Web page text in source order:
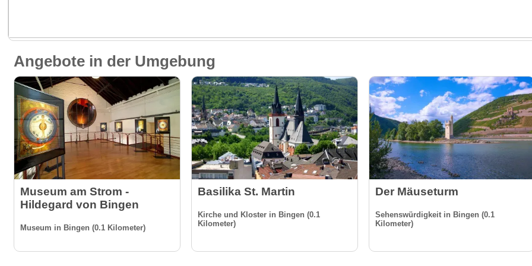
Angebote in der Umgebung
Museum am Strom -
Hildegard von Bingen
Museum in Bingen (0.1 Kilometer)
Basilika St. Martin
Kirche und Kloster in Bingen (0.1
Kilometer)
Der Mäuseturm
Sehenswürdigkeit in Bingen (0.1
Kilometer)